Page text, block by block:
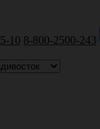
10 8-800-2500-243